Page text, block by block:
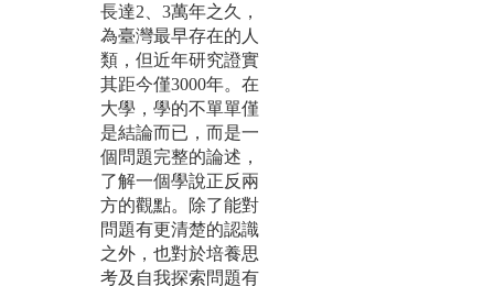
長達2、3萬年之久，
為臺灣最早存在的人
類，但近年研究證實
其距今僅3000年。在
大學，學的不單單僅
是結論而已，而是一
個問題完整的論述，
了解一個學說正反兩
方的觀點。除了能對
問題有更清楚的認識
之外，也對於培養思
考及自我探索問題有